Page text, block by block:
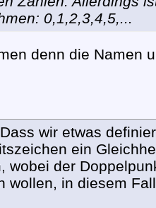
0,1,2,3,4,5,...
denn die Namen
wir etwas
ein
wobei der
wollen, in diesem